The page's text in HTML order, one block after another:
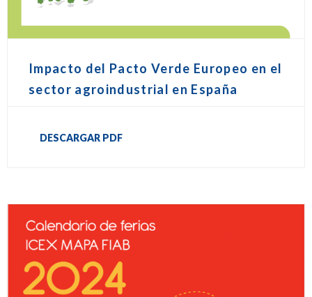
Impacto del Pacto Verde Europeo en el
sector agroindustrial en España
DESCARGAR PDF